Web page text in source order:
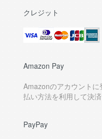
クレジット
Amazon Pay
Amazonのアカウント
払い方法を利用して決済
PayPay